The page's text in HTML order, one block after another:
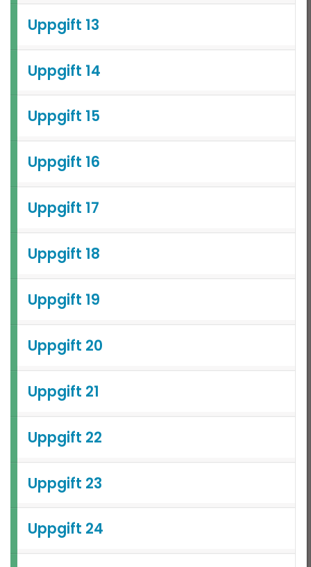
Uppgift 13
Uppgift 14
Uppgift 15
Uppgift 16
Uppgift 17
Uppgift 18
Uppgift 19
Uppgift 20
Uppgift 21
Uppgift 22
Uppgift 23
Uppgift 24